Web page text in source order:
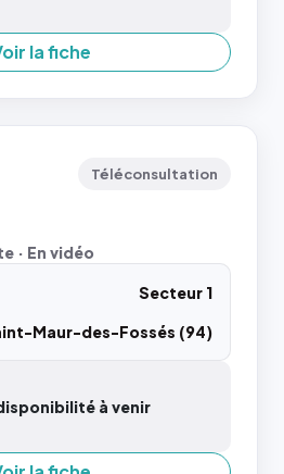
la fiche
Téléconsultation
· En vidéo
Secteur 1
Maur-des-Fossés (94)
à venir